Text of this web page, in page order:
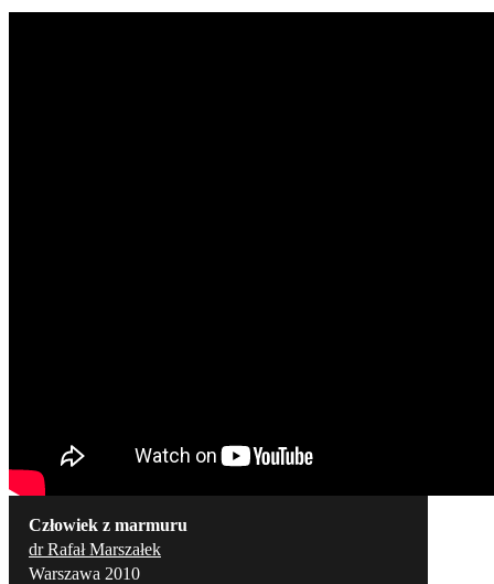
Człowiek z marmuru
dr Rafał Marszałek
Warszawa 2010